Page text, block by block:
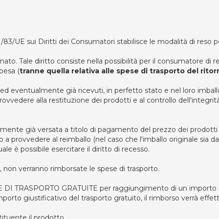
UE sui Diritti dei Consumatori stabilisce le modalità di reso
Tale diritto consiste nella possibilità per il consumatore di
(tranne quella relativa alle spese di trasporto del
eventualmente già ricevuti, in perfetto stato e nel loro
alla restituzione dei prodotti e al controllo
già versata a titolo di pagamento del prezzo dei
provvedere al reimballo (nel caso che l'imballo originale sia
è possibile esercitare il diritto di recesso.
verranno rimborsate le spese di trasporto.
TRASPORTO GRATUITE per raggiungimento di un importo
giustificativo del trasporto gratuito, il rimborso verrà